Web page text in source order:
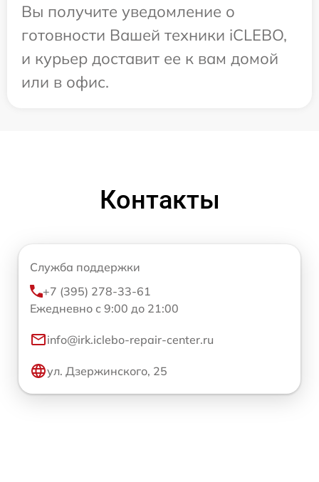
Вы получите уведомление о
готовности Вашей техники iCLEBO,
и курьер доставит ее к вам домой
или в офис.
Контакты
Служба поддержки
+7 (395) 278-33-61
Ежедневно с 9:00 до 21:00
info@irk.iclebo-repair-center.ru
ул. Дзержинского, 25